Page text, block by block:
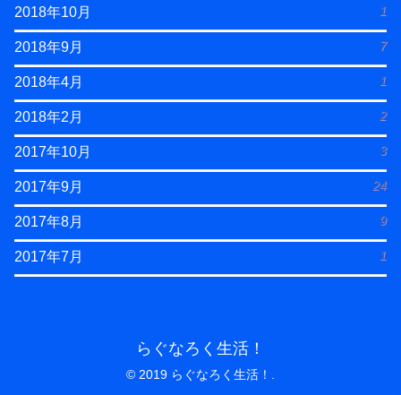
2018年10月 1
2018年9月 7
2018年4月 1
2018年2月 2
2017年10月 3
2017年9月 24
2017年8月 9
2017年7月 1
らぐなろく生活！
© 2019 らぐなろく生活！.